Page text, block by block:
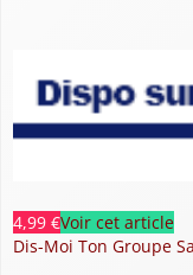
4,99 €Voir cet article
Dis-Moi Ton Groupe